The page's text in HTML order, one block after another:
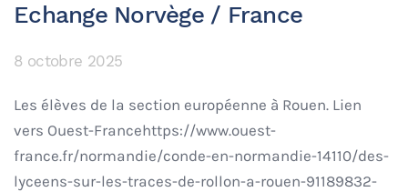
Echange Norvège / France
8 octobre 2025
Les élèves de la section européenne à Rouen. Lien
vers Ouest-Francehttps://www.ouest-
france.fr/normandie/conde-en-normandie-14110/des-
lyceens-sur-les-traces-de-rollon-a-rouen-91189832-